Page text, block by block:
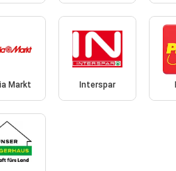
Markt Interspar